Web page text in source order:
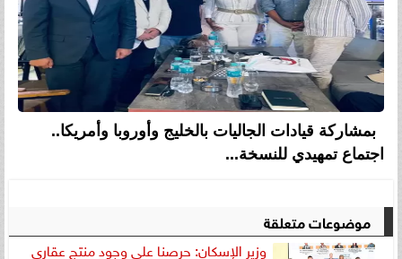
بمشاركة قيادات الجاليات بالخليج وأوروبا وأمريكا..
اجتماع تمهيدي للنسخة...
موضوعات متعلقة
وزير الإسكان: حرصنا على وجود منتج عقارى